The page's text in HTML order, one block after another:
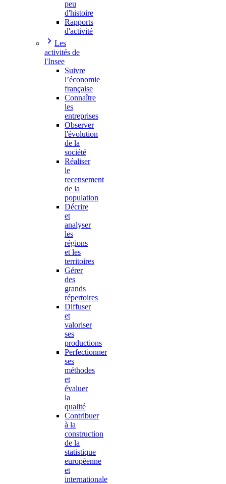
peu
d'histoire
Rapports
d'activité
Les
activités de
l'Insee
Suivre
l’économie
française
Connaître
les
entreprises
Observer
l'évolution
de la
société
Réaliser
le
recensement
de la
population
Décrire
et
analyser
les
régions
et les
territoires
Gérer
des
grands
répertoires
Diffuser
et
valoriser
ses
productions
Perfectionner
ses
méthodes
et
évaluer
la
qualité
Contribuer
à la
construction
de la
statistique
européenne
et
internationale